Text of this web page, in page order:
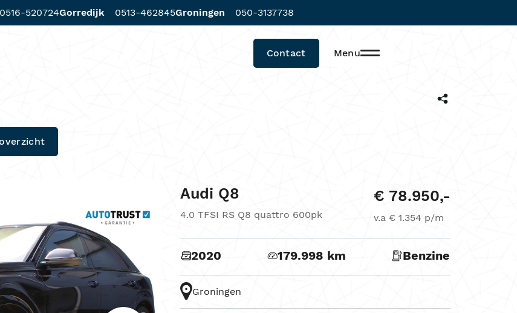
0516-520724Gorredijk 0513-462845Groningen 050-3137738
Contact Menu
Audi Q8
4.0 TFSI RS Q8 quattro 600pk
€ 78.950,-
v.a € 1.354 p/m
2020 179.998 km Benzine
Groningen